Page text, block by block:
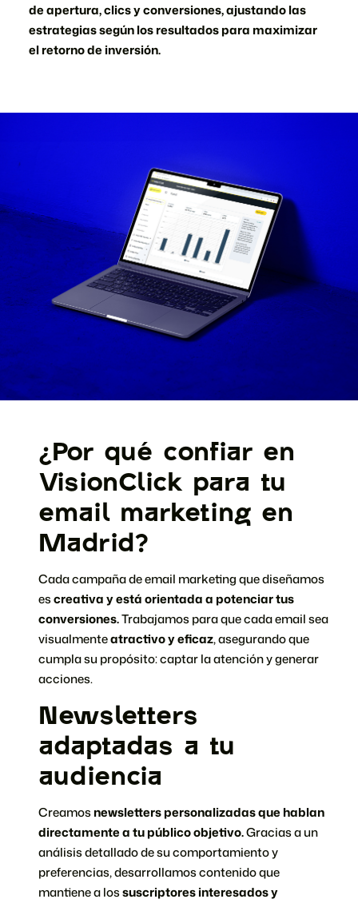
de apertura, clics y conversiones, ajustando las
estrategias según los resultados para maximizar
el retorno de inversión.
¿Por qué confiar en
VisionClick para tu
email marketing en
Madrid?
Cada campaña de email marketing que diseñamos
escreativa y está orientada a potenciar tus
conversiones.Trabajamos para que cada email sea
visualmenteatractivo y eficaz,asegurando que
cumpla su propósito: captar la atención y generar
acciones.
Newsletters
adaptadas a tu
audiencia
Creamosnewsletters personalizadas que hablan
directamente a tu público objetivo.Gracias a un
análisis detallado de su comportamiento y
preferencias, desarrollamos contenido que
mantiene a lossuscriptores interesados y